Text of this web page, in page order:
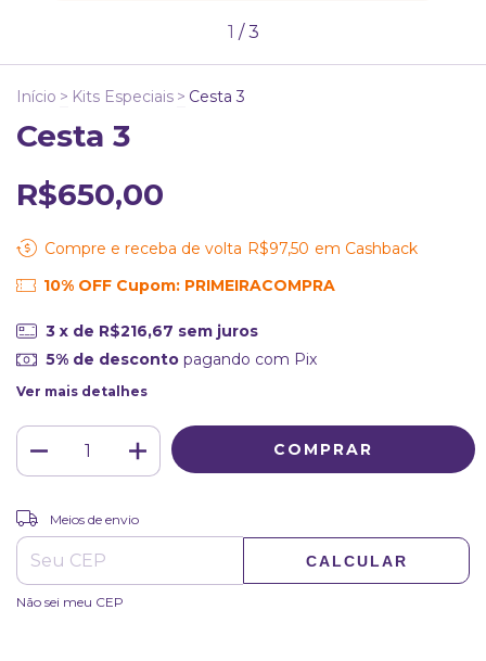
1 /3
Início > Kits Especiais > Cesta 3
Cesta 3
R$650,00
Compre e receba de volta R$97,50 em Cashback
10% OFF Cupom: PRIMEIRACOMPRA
3x de R$216,67 sem juros
5% de descontopagando com Pix
Ver mais detalhes
Entregas para o CEP:
Meios de envio
CALCULAR
Não sei meu CEP